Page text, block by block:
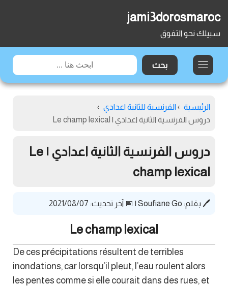
jami3dorosmaroc
سبيلك نحو التفوق
الرئيسية › الفرنسية للثانية اعدادي ›
دروس الفرنسية الثانية اعدادي | Le champ lexical
دروس الفرنسية الثانية اعدادي | Le
champ lexical
🖊️ بقلم: Soufiane Go
| 📅 آخر تحديث: 2021/08/07
Le champ lexical
De ces précipitations résultent de terribles
inondations, car lorsqu’il pleut, l’eau roulent alors
les pentes comme si elle courait dans des rues, et